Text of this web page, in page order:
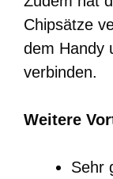
Chipsätze
dem Handy
verbinden.
Weitere
Sehr